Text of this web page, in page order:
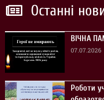
Останні
ВІЧНА
07.07.2026
Роботи